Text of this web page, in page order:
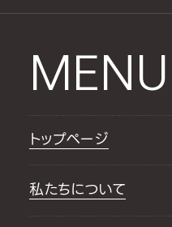
MENU
トップページ
私たちについて